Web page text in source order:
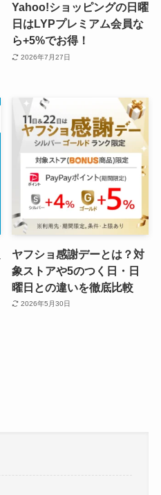
Yahoo!ショッピングの日曜
日はLYPプレミアム会員な
ら+5%でお得！
2026年7月27日
ヤフショ感謝デーとは？対
象ストアや5のつく日・日
曜日との違いを徹底比較
2026年5月30日